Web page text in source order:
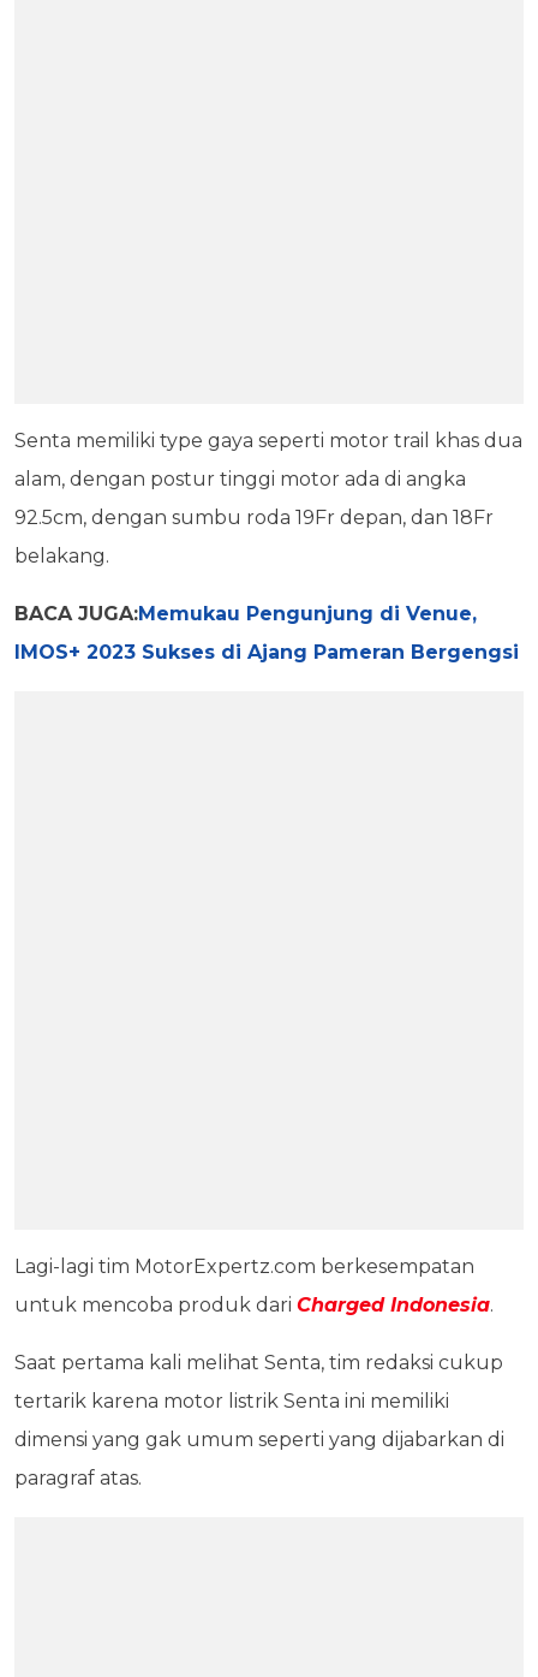
Senta memiliki type gaya seperti motor trail khas dua
alam, dengan postur tinggi motor ada di angka
92.5cm, dengan sumbu roda 19Fr depan, dan 18Fr
belakang.
BACA JUGA:Memukau Pengunjung di Venue,
IMOS+ 2023 Sukses di Ajang Pameran Bergengsi
Lagi-lagi tim MotorExpertz.com berkesempatan
untuk mencoba produk dari Charged Indonesia.
Saat pertama kali melihat Senta, tim redaksi cukup
tertarik karena motor listrik Senta ini memiliki
dimensi yang gak umum seperti yang dijabarkan di
paragraf atas.